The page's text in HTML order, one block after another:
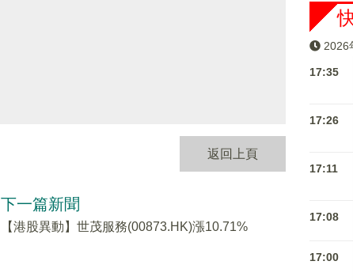
返回上頁
下一篇新聞
【港股異動】世茂服務(00873.HK)漲10.71%
2026
17:35
17:26
17:11
17:08
17:00